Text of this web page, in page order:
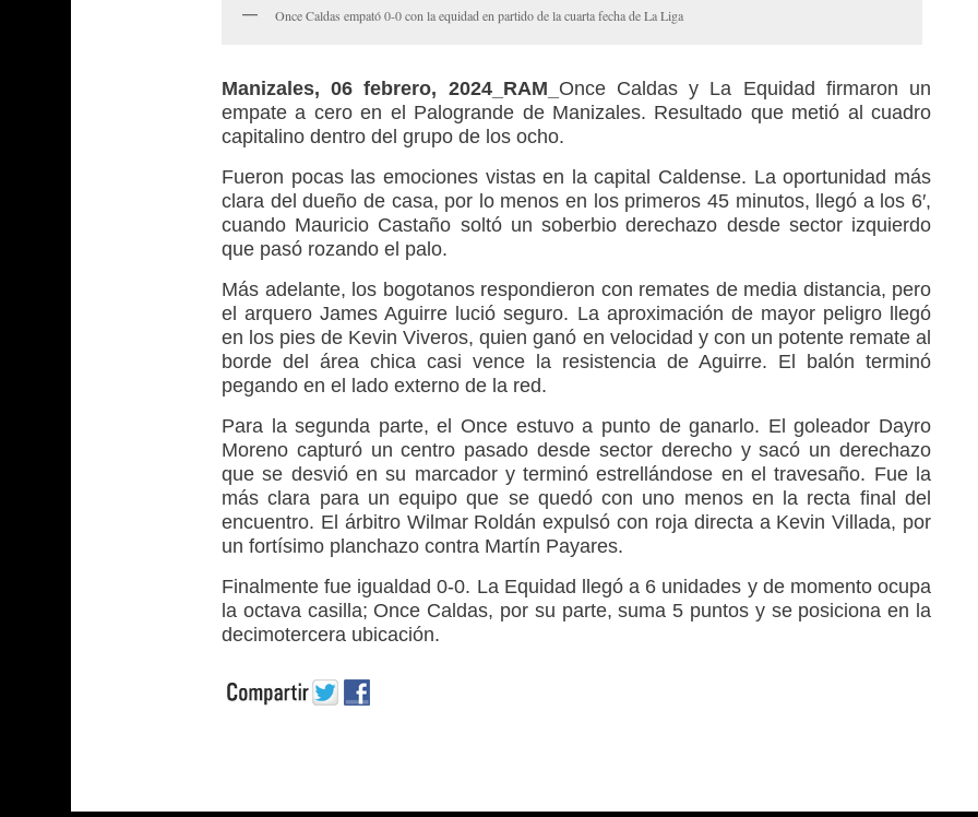
Once Caldas empató 0-0 con la equidad en partido de la cuarta fecha de La Liga
Manizales, 06 febrero, 2024_RAM_ Once Caldas y La Equidad firmaron un
empate a cero en el Palogrande de Manizales. Resultado que metió al cuadro
capitalino dentro del grupo de los ocho.
Fueron pocas las emociones vistas en la capital Caldense. La oportunidad más
clara del dueño de casa, por lo menos en los primeros 45 minutos, llegó a los 6′,
cuando Mauricio Castaño soltó un soberbio derechazo desde sector izquierdo
que pasó rozando el palo.
Más adelante, los bogotanos respondieron con remates de media distancia, pero
el arquero James Aguirre lució seguro. La aproximación de mayor peligro llegó
en los pies de Kevin Viveros, quien ganó en velocidad y con un potente remate al
borde del área chica casi vence la resistencia de Aguirre. El balón terminó
pegando en el lado externo de la red.
Para la segunda parte, el Once estuvo a punto de ganarlo. El goleador Dayro
Moreno capturó un centro pasado desde sector derecho y sacó un derechazo
que se desvió en su marcador y terminó estrellándose en el travesaño. Fue la
más clara para un equipo que se quedó con uno menos en la recta final del
encuentro. El árbitro Wilmar Roldán expulsó con roja directa a Kevin Villada, por
un fortísimo planchazo contra Martín Payares.
Finalmente fue igualdad 0-0. La Equidad llegó a 6 unidades y de momento ocupa
la octava casilla; Once Caldas, por su parte, suma 5 puntos y se posiciona en la
decimotercera ubicación.